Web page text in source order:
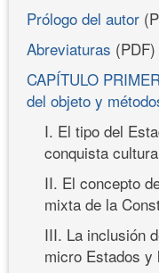
Prólogo del autor
Abreviaturas (PDF)
CAPÍTULO
del objeto y
I. El tipo del
conquista cultura
II. El concepto
mixta de la
III. La inclusión
micro Estados